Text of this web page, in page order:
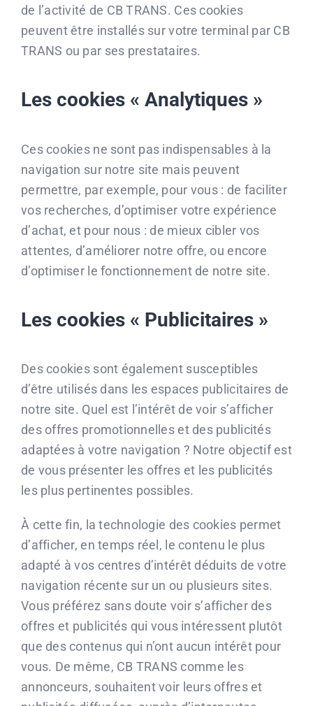
de l’activité de CB TRANS. Ces cookies
peuvent être installés sur votre terminal par CB
TRANS ou par ses prestataires.
Les cookies « Analytiques »
Ces cookies ne sont pas indispensables à la
navigation sur notre site mais peuvent
permettre, par exemple, pour vous : de faciliter
vos recherches, d’optimiser votre expérience
d’achat, et pour nous : de mieux cibler vos
attentes, d’améliorer notre offre, ou encore
d’optimiser le fonctionnement de notre site.
Les cookies « Publicitaires »
Des cookies sont également susceptibles
d’être utilisés dans les espaces publicitaires de
notre site. Quel est l’intérêt de voir s’afficher
des offres promotionnelles et des publicités
adaptées à votre navigation ? Notre objectif est
de vous présenter les offres et les publicités
les plus pertinentes possibles.
À cette fin, la technologie des cookies permet
d’afficher, en temps réel, le contenu le plus
adapté à vos centres d’intérêt déduits de votre
navigation récente sur un ou plusieurs sites.
Vous préférez sans doute voir s’afficher des
offres et publicités qui vous intéressent plutôt
que des contenus qui n’ont aucun intérêt pour
vous. De même, CB TRANS comme les
annonceurs, souhaitent voir leurs offres et